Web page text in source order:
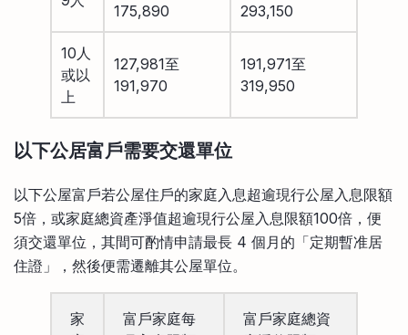
175,890 293,150
10人
或以
上
127,981至
191,970
191,971至
319,950
以下公居富戶需要交還單位
以下公屋富戶若公屋住戶的家庭入息超逾現行公屋入息限額
5倍，或家庭總資產淨值超逾現行公屋入息限額100倍，便
須交還單位，其間可酌情申請最長 4 個月的「定期暫准居
住證」，然後便需遷離其公屋單位。
家
富戶家庭每
富戶家庭總資